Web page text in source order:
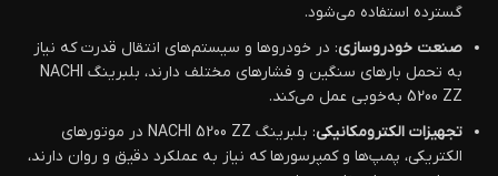
گسترده استفاده می‌شود.
صنعت خودروسازی: در خودروها و سیستم‌های انتقال قدرت که نیاز
به تحمل بارهای سنگین و فشارهای مختلف دارند، بلبرینگ NACHI
5200 ZZ به‌خوبی عمل می‌کند.
تجهیزات الکترومکانیکی
: بلبرینگ NACHI 5200 ZZ در موتورهای
الکتریکی، پمپ‌ها و کمپرسورها که نیاز به عملکرد دقیق و روان دارند،